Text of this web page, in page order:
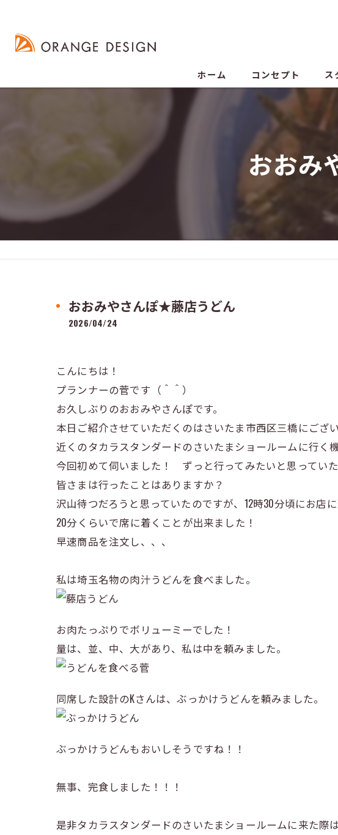
ホーム コンセプト ス
おおみ
おおみやさんぽ★藤店うどん
2026/04/24
こんにちは！
プランナーの菅です（＾＾）
お久しぶりのおおみやさんぽです。
本日ご紹介させていただくのはさいたま市西区三橋にご
近くのタカラスタンダードのさいたまショールームに行く機
今回初めて伺いました！ ずっと行ってみたいと思っていた
皆さまは行ったことはありますか？
沢山待つだろうと思っていたのですが、12時30分頃にお店
20分くらいで席に着くことが出来ました！
早速商品を注文し、、、
私は埼玉名物の肉汁うどんを食べました。
お肉たっぷりでボリューミーでした！
量は、並、中、大があり、私は中を頼みました。
同席した設計のKさんは、ぶっかけうどんを頼みました。
ぶっかけうどんもおいしそうですね！！
無事、完食しました！！！
是非タカラスタンダードのさいたまショールームに来た際